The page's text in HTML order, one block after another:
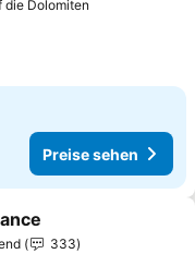
die Dolomiten
Preise sehen
hinzufügen
333